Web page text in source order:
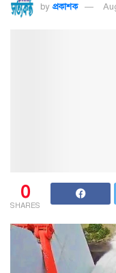
by প্রকাশক
0
SHARES